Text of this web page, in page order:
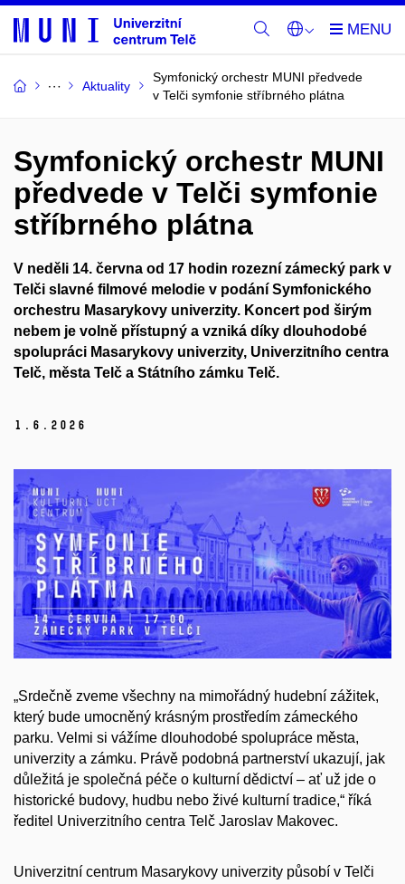
Aktuality
Symfonický orchestr MUNI předvede
v Telči symfonie stříbrného plátna
Symfonický orchestr MUNI
předvede v Telči symfonie
stříbrného plátna
V neděli 14. června od 17 hodin rozezní zámecký park v
Telči slavné filmové melodie v podání Symfonického
orchestru Masarykovy univerzity. Koncert pod širým
nebem je volně přístupný a vzniká díky dlouhodobé
spolupráci Masarykovy univerzity, Univerzitního centra
Telč, města Telč a Státního zámku Telč.
1. 6. 2026
„Srdečně zveme všechny na mimořádný hudební zážitek,
který bude umocněný krásným prostředím zámeckého
parku. Velmi si vážíme dlouhodobé spolupráce města,
univerzity a zámku. Právě podobná partnerství ukazují, jak
důležitá je společná péče o kulturní dědictví – ať už jde o
historické budovy, hudbu nebo živé kulturní tradice,“ říká
ředitel Univerzitního centra Telč Jaroslav Makovec.
Univerzitní centrum Masarykovy univerzity působí v Telči